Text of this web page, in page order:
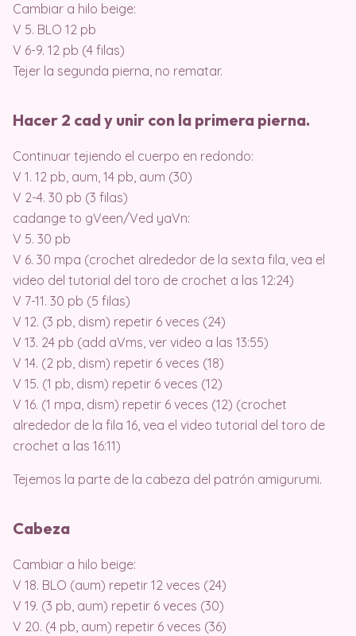
Cambiar a hilo beige:
V 5. BLO 12 pb
V 6-9. 12 pb (4 filas)
Tejer la segunda pierna, no rematar.
Hacer 2 cad y unir con la primera pierna.
Continuar tejiendo el cuerpo en redondo:
V 1. 12 pb, aum, 14 pb, aum (30)
V 2-4. 30 pb (3 filas)
cadange to gVeen/Ved yaVn:
V 5. 30 pb
V 6. 30 mpa (crochet alrededor de la sexta fila, vea el
video del tutorial del toro de crochet a las 12:24)
V 7-11. 30 pb (5 filas)
V 12. (3 pb, dism) repetir 6 veces (24)
V 13. 24 pb (add aVms, ver video a las 13:55)
V 14. (2 pb, dism) repetir 6 veces (18)
V 15. (1 pb, dism) repetir 6 veces (12)
V 16. (1 mpa, dism) repetir 6 veces (12) (crochet
alrededor de la fila 16, vea el video tutorial del toro de
crochet a las 16:11)
Tejemos la parte de la cabeza del patrón amigurumi.
Cabeza
Cambiar a hilo beige:
V 18. BLO (aum) repetir 12 veces (24)
V 19. (3 pb, aum) repetir 6 veces (30)
V 20. (4 pb, aum) repetir 6 veces (36)